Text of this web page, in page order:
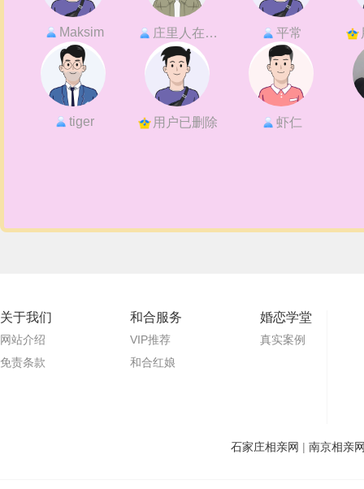
Maksim 庄里人在首都 平常
tiger 用户已删除 虾仁
关于我们
网站介绍
免责条款
和合服务
VIP推荐
和合红娘
婚恋学堂
真实案例
石家庄相亲网 | 南京相亲